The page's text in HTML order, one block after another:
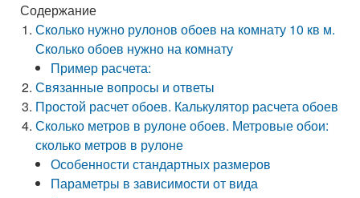
Содержание
Сколько нужно рулонов обоев на комнату 10 кв м.
Сколько обоев нужно на комнату
Пример расчета:
Связанные вопросы и ответы
Простой расчет обоев. Калькулятор расчета обоев
Сколько метров в рулоне обоев. Метровые обои:
сколько метров в рулоне
Особенности стандартных размеров
Параметры в зависимости от вида